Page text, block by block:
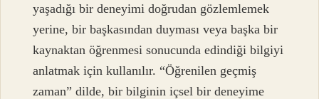
yaşadığı bir deneyimi doğrudan gözlemlemek
yerine, bir başkasından duyması veya başka bir
kaynaktan öğrenmesi sonucunda edindiği bilgiyi
anlatmak için kullanılır. “Öğrenilen geçmiş
zaman” dilde, bir bilginin içsel bir deneyime